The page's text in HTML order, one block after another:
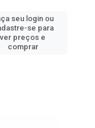
seu login ou
se para
ver preços e
comprar